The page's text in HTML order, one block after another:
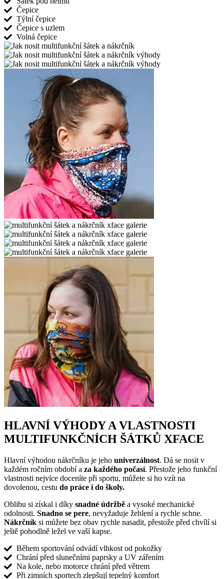
Čepice
Týlní čepice
Čepice s uzlem
Volná čepice
HLAVNÍ VÝHODY A VLASTNOSTI
MULTIFUNKČNÍCH ŠÁTKŮ XFACE
Hlavní výhodou nákrčníku je jeho univerzálnost. Dá se nosit v
každém ročním období a za každého počasí. Přestože jeho funkční
vlastnosti nejvíce doceníte při sportu, můžete si ho vzít na
dovolenou, cestu do práce i do školy.
Oblibu si získal i díky snadné údržbě a vysoké mechanické
odolnosti. Snadno se pere, nevyžaduje žehlení a rychle schne.
Nákrčník si můžete bez obav rychle nasadit, přestože před chvílí si
ještě pohodlně ležel ve vaší kapse.
Během sportování odvádí vlhkost od pokožky
Chrání před slunečními paprsky a UV zářením
Na kole, nebo motorce chrání před větrem
Při zimních sportech zlepšují tepelný komfort